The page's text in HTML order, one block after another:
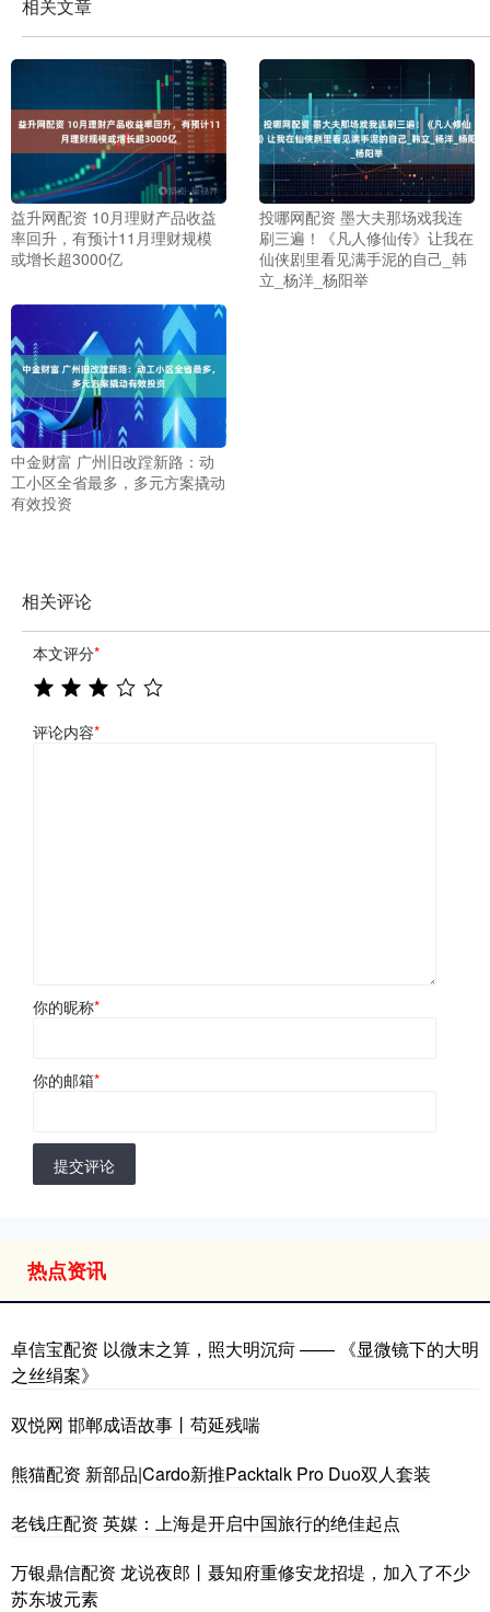
相关文章
益升网配资 10月理财产品收益
率回升，有预计11月理财规模
或增长超3000亿
投哪网配资 墨大夫那场戏我连
刷三遍！《凡人修仙传》让我在
仙侠剧里看见满手泥的自己_韩
立_杨洋_杨阳举
中金财富 广州旧改蹚新路：动
工小区全省最多，多元方案撬动
有效投资
相关评论
本文评分*
评论内容*
你的昵称*
你的邮箱*
提交评论
热点资讯
卓信宝配资 以微末之算，照大明沉疴 —— 《显微镜下的大明
之丝绢案》
双悦网 邯郸成语故事丨苟延残喘
熊猫配资 新部品|Cardo新推Packtalk Pro Duo双人套装
老钱庄配资 英媒：上海是开启中国旅行的绝佳起点
万银鼎信配资 龙说夜郎丨聂知府重修安龙招堤，加入了不少
苏东坡元素